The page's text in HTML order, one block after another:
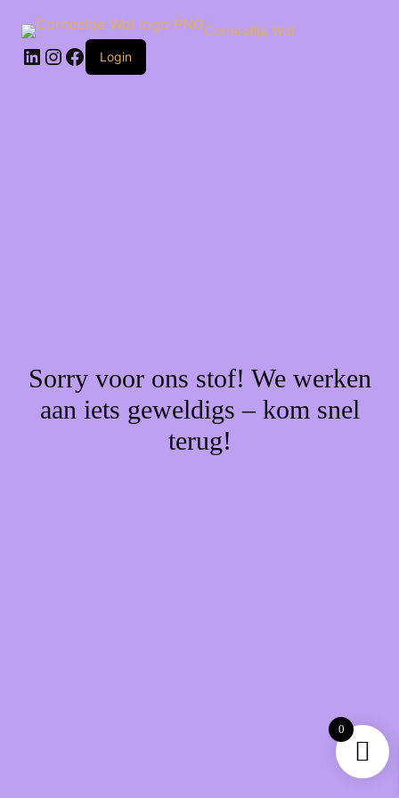
naar
inhoud
Corneeltje Wol
LinkedIn
Instagram
Facebook
Login
Sorry voor ons stof! We werken
aan iets geweldigs – kom snel
terug!
0